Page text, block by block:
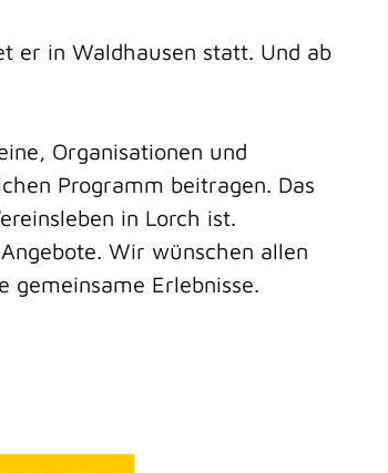
er in Waldhausen statt. Und ab
Organisationen und
Programm beitragen. Das
in Lorch ist.
Wir wünschen allen
gemeinsame Erlebnisse.